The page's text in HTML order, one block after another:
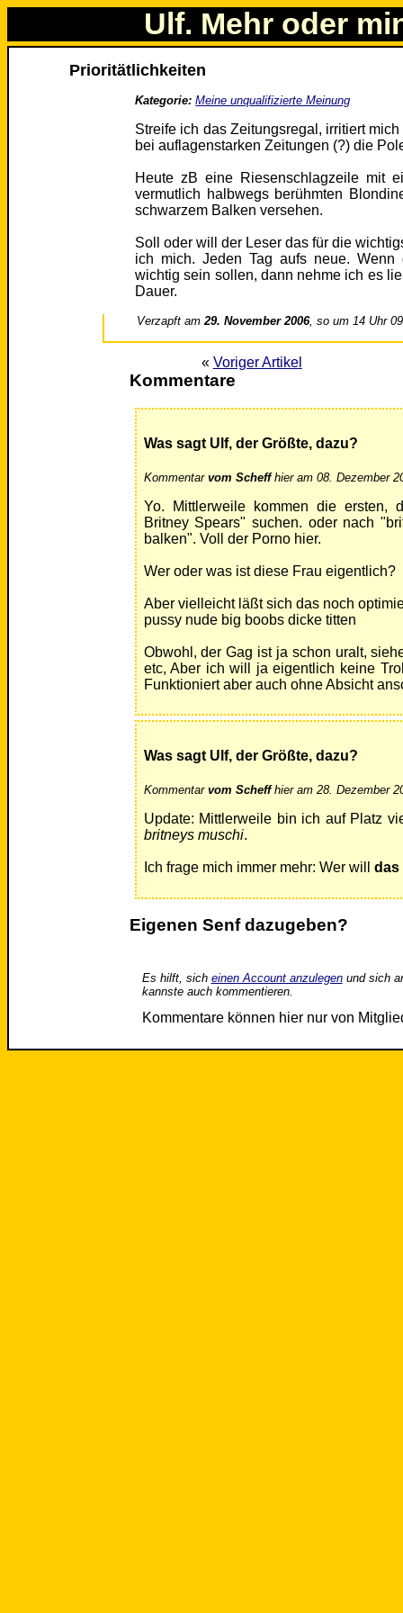
Ulf. Mehr oder
Prioritätlichkeiten
Kategorie: Meine unqualifizierte Meinung
Streife ich das Zeitungsregal, irritiert
bei auflagenstarken Zeitungen (?) die
Heute zB eine Riesenschlagzeile mit
vermutlich halbwegs berühmten
schwarzem Balken versehen.
Soll oder will der Leser das für die
ich mich. Jeden Tag aufs neue.
wichtig sein sollen, dann nehme ich es
Dauer.
Verzapft am29. November 2006, so um 14 Uhr 09
« Voriger Artikel
Kommentare
Was sagt Ulf, der Größte, dazu?
Kommentar vom Scheffhier am 08. Dezember
Yo. Mittlerweile kommen die ersten,
Britney Spears" suchen. oder nach
balken". Voll der Porno hier.
Wer oder was ist diese Frau eigentlich?
Aber vielleicht läßt sich das noch
pussy nude big boobs dicke titten
Obwohl, der Gag ist ja schon uralt,
etc, Aber ich will ja eigentlich keine
Funktioniert aber auch ohne Absicht
Was sagt Ulf, der Größte, dazu?
Kommentar vom Scheffhier am 28. Dezember
Update: Mittlerweile bin ich auf Platz
britneys muschi.
Ich frage mich immer mehr: Wer will das
Eigenen Senf dazugeben?
Es hilft, sich einen Account anzulegenund sich
kannste auch kommentieren.
Kommentare können hier nur von